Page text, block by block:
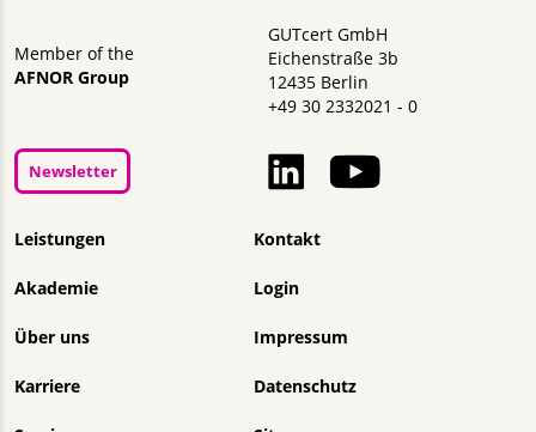
Member of the
AFNOR Group
GUTcert GmbH
Eichenstraße 3b
12435 Berlin
+49 30 2332021 - 0
Navigation überspringen
Leistungen
Akademie
Über uns
Karriere
Kontakt
Login
Impressum
Datenschutz
Newsletter